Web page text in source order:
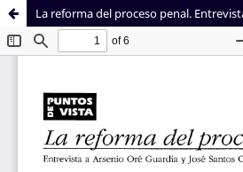
Sistema de
Bibliotecas
Facultad de
Derecho